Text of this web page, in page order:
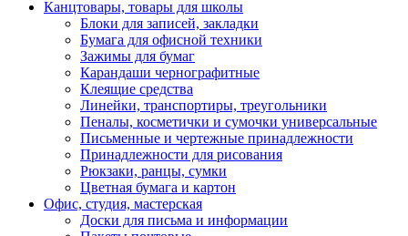
Канцтовары, товары для школы
Блоки для записей, закладки
Бумага для офисной техники
Зажимы для бумаг
Карандаши чернографитные
Клеящие средства
Линейки, транспортиры, треугольники
Пеналы, косметички и сумочки универсальные
Письменные и чертежные принадлежности
Принадлежности для рисования
Рюкзаки, ранцы, сумки
Цветная бумага и картон
Офис, студия, мастерская
Доски для письма и информации